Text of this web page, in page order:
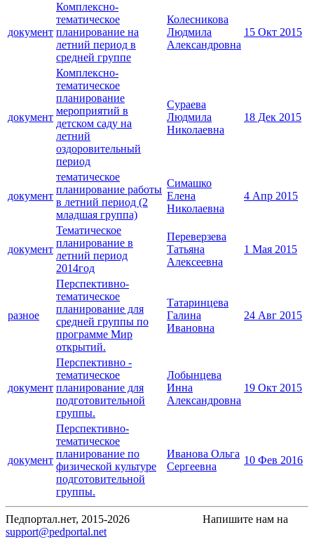
документ
Комплексно-
тематическое
планирование на
летний период в
средней группе
Колесникова
Людмила
Александровна
15 Окт 2015
документ
Комплексно-
тематическое
планирование
мероприятий в
детском саду на
летний
оздоровительный
период
Сураева
Людмила
Николаевна
18 Дек 2015
документ
тематическое
планирование работы
в летний период (2
младшая группа)
Симашко
Елена
Николаевна
4 Апр 2015
документ
Тематическое
планирование в
летний период
2014год
Переверзева
Татьяна
Алексеевна
1 Мая 2015
разное
Перспективно-
тематическое
планирование для
средней группы по
программе Мир
открытий.
Татаринцева
Галина
Ивановна
24 Авг 2015
документ
Перспективно -
тематическое
планирование для
подготовительной
группы.
Лобынцева
Инна
Александровна
19 Окт 2015
документ
Перспективно-
тематическое
планирование по
физической культуре
подготовительной
группы.
Иванова Ольга
Сергеевна
10 Фев 2016
Педпортал.нет, 2015-2026
Напишите нам на
support@pedportal.net